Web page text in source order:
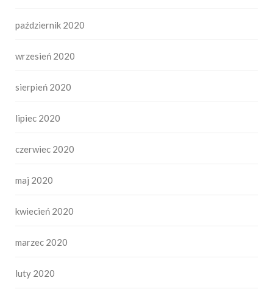
październik 2020
wrzesień 2020
sierpień 2020
lipiec 2020
czerwiec 2020
maj 2020
kwiecień 2020
marzec 2020
luty 2020